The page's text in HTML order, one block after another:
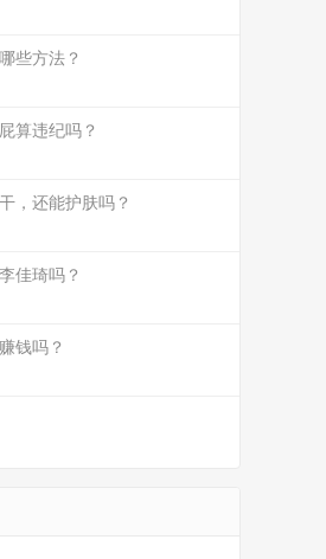
些方法？
算违纪吗？
，还能护肤吗？
佳琦吗？
钱吗？